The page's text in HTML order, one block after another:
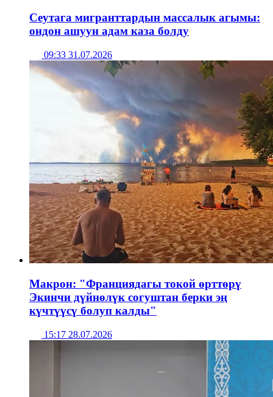
Сеутага мигранттардын массалык агымы:
ондон ашуун адам каза болду
09:33 31.07.2026
Макрон: "Франциядагы токой өрттөрү
Экинчи дүйнөлүк согуштан берки эң
күчтүүсү болуп калды"
15:17 28.07.2026